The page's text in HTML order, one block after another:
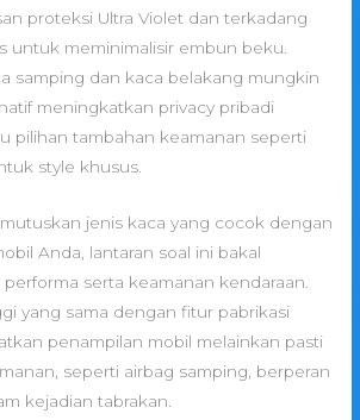
proteksi Ultra Violet dan terkadang
untuk meminimalisir embun beku.
samping dan kaca belakang mungkin
meningkatkan privacy pribadi
pilihan tambahan keamanan seperti
style khusus.
jenis kaca yang cocok dengan
Anda, lantaran soal ini bakal
serta keamanan kendaraan.
yang sama dengan fitur pabrikasi
penampilan mobil melainkan pasti
seperti airbag samping, berperan
kejadian tabrakan.